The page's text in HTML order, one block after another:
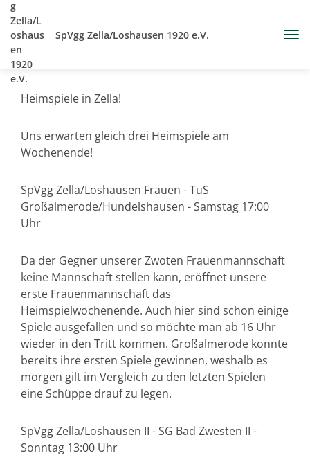
SpVgg Zella/Loshausen 1920 e.V.
Heimspiele in Zella!
Uns erwarten gleich drei Heimspiele am
Wochenende!
SpVgg Zella/Loshausen Frauen - TuS
Großalmerode/Hundelshausen - Samstag 17:00
Uhr
Da der Gegner unserer Zwoten Frauenmannschaft
keine Mannschaft stellen kann, eröffnet unsere
erste Frauenmannschaft das
Heimspielwochenende. Auch hier sind schon einige
Spiele ausgefallen und so möchte man ab 16 Uhr
wieder in den Tritt kommen. Großalmerode konnte
bereits ihre ersten Spiele gewinnen, weshalb es
morgen gilt im Vergleich zu den letzten Spielen
eine Schüppe drauf zu legen.
SpVgg Zella/Loshausen II - SG Bad Zwesten II -
Sonntag 13:00 Uhr